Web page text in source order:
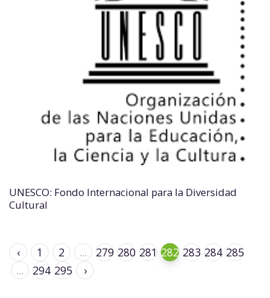
UNESCO: Fondo Internacional para la Diversidad
Cultural
‹ 1 2 ... 279 280 281 282 283 284 285
...
294 295 ›